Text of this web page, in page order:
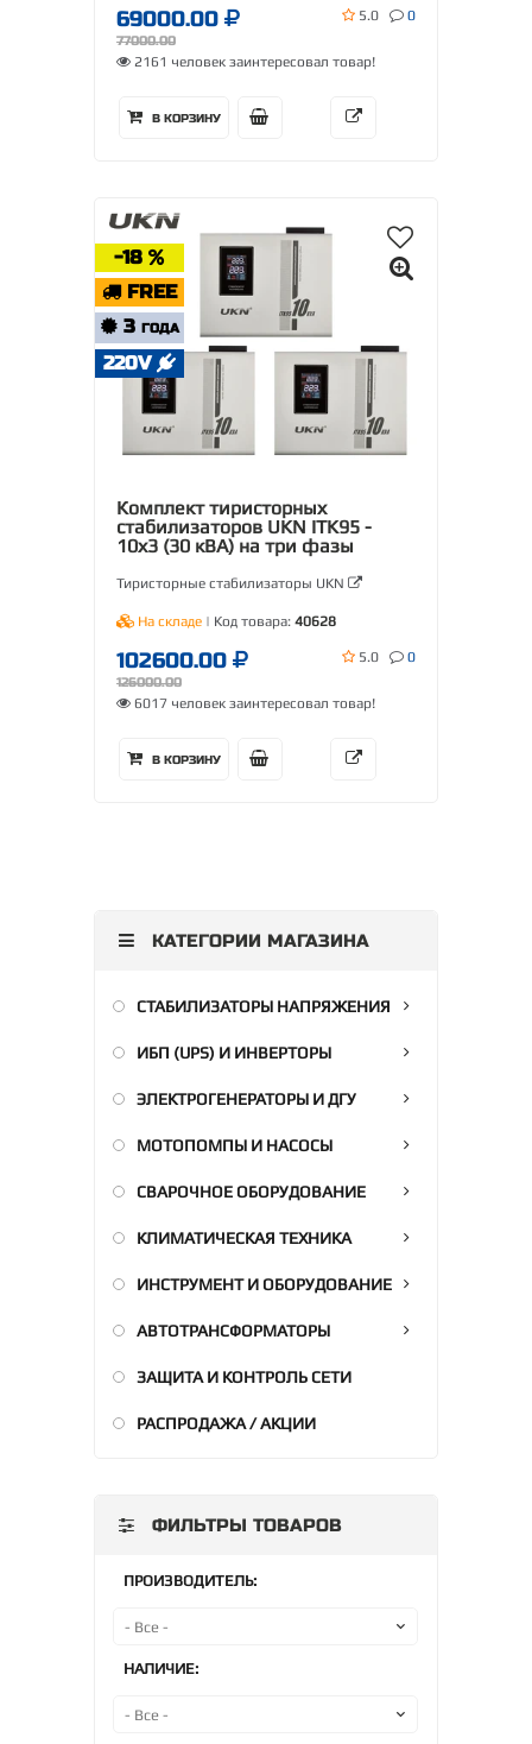
69000.00
77000.00
5.0 0
2161 человек заинтересовал товар!
В КОРЗИНУ
-18
FREE
3 ГОДА
220V
Комплект тиристорных
стабилизаторов UKN ITK95 -
10х3 (30 кВА) на три фазы
Тиристорные стабилизаторы UKN
На складе | Код товара: 40628
102600.00
126000.00
5.0 0
6017 человек заинтересовал товар!
В КОРЗИНУ
КАТЕГОРИИ МАГАЗИНА
СТАБИЛИЗАТОРЫ НАПРЯЖЕНИЯ
ИБП (UPS) И ИНВЕРТОРЫ
ЭЛЕКТРОГЕНЕРАТОРЫ И ДГУ
МОТОПОМПЫ И НАСОСЫ
СВАРОЧНОЕ ОБОРУДОВАНИЕ
КЛИМАТИЧЕСКАЯ ТЕХНИКА
ИНСТРУМЕНТ И ОБОРУДОВАНИЕ
АВТОТРАНСФОРМАТОРЫ
ЗАЩИТА И КОНТРОЛЬ СЕТИ
РАСПРОДАЖА / АКЦИИ
ФИЛЬТРЫ ТОВАРОВ
ПРОИЗВОДИТЕЛЬ:
НАЛИЧИЕ: